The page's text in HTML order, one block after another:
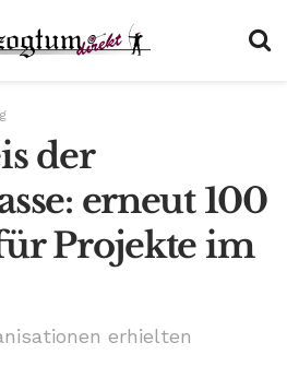
der
erneut 100
Projekte im
erhielten